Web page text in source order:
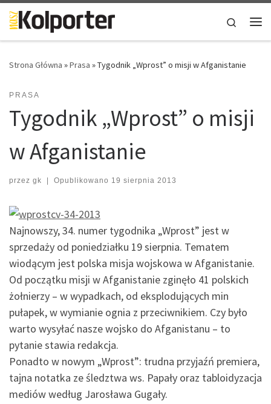
Skip to content
Search
Strona Główna »Prasa »Tygodnik „Wprost” o misji w Afganistanie
PRASA
Tygodnik „Wprost” o misji
w Afganistanie
przez gk | Opublikowano 19 sierpnia 2013
Najnowszy, 34. numer tygodnika „Wprost” jest w
sprzedaży od poniedziałku 19 sierpnia. Tematem
wiodącym jest polska misja wojskowa w Afganistanie.
Od początku misji w Afganistanie zginęło 41 polskich
żołnierzy – w wypadkach, od eksplodujących min
pułapek, w wymianie ognia z przeciwnikiem. Czy było
warto wysyłać nasze wojsko do Afganistanu – to
pytanie stawia redakcja.
Ponadto w nowym „Wprost”: trudna przyjaźń premiera,
tajna notatka ze śledztwa ws. Papały oraz tabloidyzacja
mediów według Jarosława Gugały.